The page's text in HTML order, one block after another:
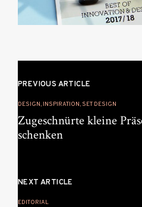
PREVIOUS ARTICLE
DESIGN, INSPIRATION, SET DESIGN
Zugeschnürte kleine
schenken
NEXT ARTICLE
EDITORIAL